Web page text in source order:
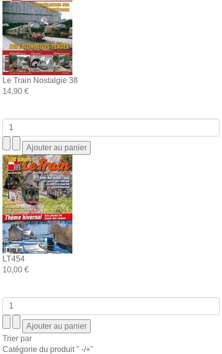
Le Train Nostalgie 38
14,90 €
LT454
10,00 €
Trier par
Catégorie du produit " -/+"